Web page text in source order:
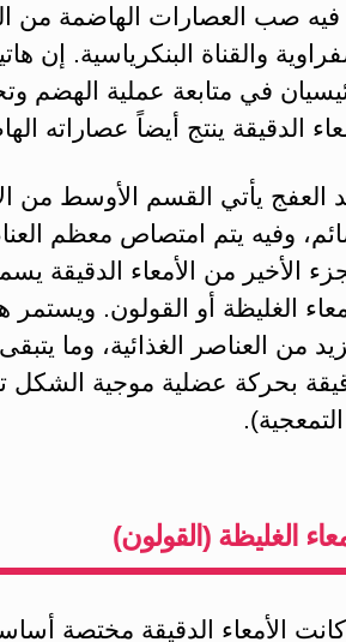
فيه صب العصارات الهاضمة من
والقناة البنكرياسية. إن
في متابعة عملية الهضم
الدقيقة ينتج أيضاً عصاراته
العفج يأتي القسم الأوسط من
وفيه يتم امتصاص معظم
الأخير من الأمعاء الدقيقة
الغليظة أو القولون.
من العناصر الغذائية، وما
بحركة عضلية موجية الشكل
الغليظة (القولون)
كانت الأمعاء الدقيقة مختصة